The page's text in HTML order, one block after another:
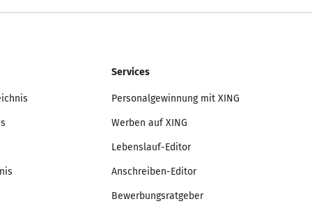
Services
Personalgewinnung mit XING
Werben auf XING
Lebenslauf-Editor
Anschreiben-Editor
Bewerbungsratgeber